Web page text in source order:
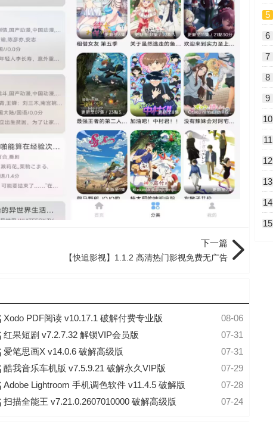
下一篇
【快追影视】1.1.2 高清热门影视免费无广告
08-06
Xodo PDF阅读 v10.17.1 破解付费专业版
07-31
红果短剧 v7.2.7.32 解锁VIP会员版
07-31
爱笔思画X v14.0.6 破解高级版
07-29
酷我音乐车机版 v7.5.9.21 破解永久VIP版
07-28
Adobe Lightroom 手机调色软件 v11.4.5 破解版
07-24
扫描全能王 v7.21.0.2607010000 破解高级版
5
6
7
8
9
10
11
12
13
14
15